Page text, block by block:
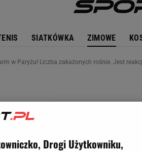
SIATKÓWKA ZIMOWE
w Paryżu! Liczba zakażonych rośnie. Jest
Drogi Użytkowniku,